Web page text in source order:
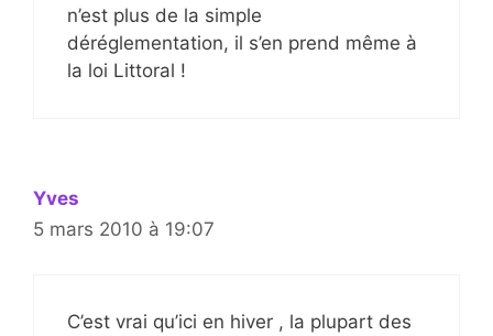
n’est plus de la simple
déréglementation, il s’en prend même à
la loi Littoral !
Yves
5 mars 2010 à 19:07
C’est vrai qu’ici en hiver , la plupart des